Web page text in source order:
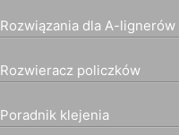
Rozwiązania dla A-lignerów
Rozwieracz policzków
Poradnik klejenia